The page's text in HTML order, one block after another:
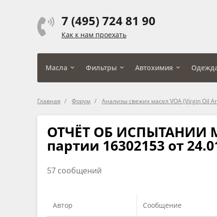
7 (495) 724 81 90
Как к нам проехать
Масла Фильтры Автохимия
Главная Форум Анализы свежих масел VOA (Virgin Oil
ОТЧЁТ ОБ ИСПЫТАНИИ
партии 16302153 от
57 сообщений
Автор Сообщение